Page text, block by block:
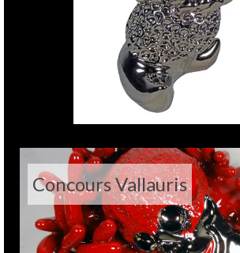
Concours Vallauris